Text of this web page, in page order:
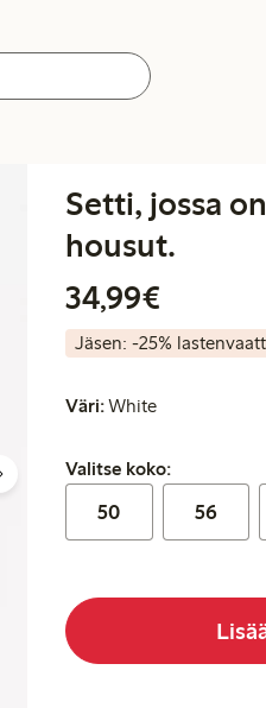
Setti, jossa
housut.
34,99€
Jäsen: -25%
Väri:White
Valitse koko:
Valitse koko:
50 56